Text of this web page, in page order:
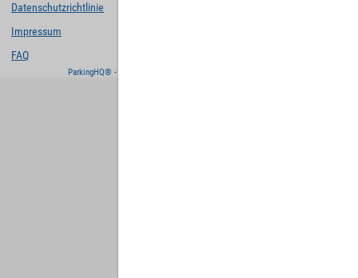
Datenschutzrichtlinie
Impressum
FAQ
ParkingHQ® - eine Lösung von